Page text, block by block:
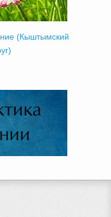
(Кыштымский